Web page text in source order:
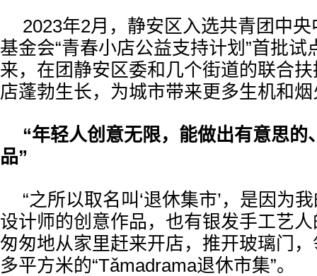
2023年2月，静安区入选共青团中
基金会“青春小店公益支持计划”首批试
来，在团静安区委和几个街道的联合
店蓬勃生长，为城市带来更多生机和
“年轻人创意无限，能做出有意思的
品”
“之所以取名叫‘退休集市’，是因为
设计师的创意作品，也有银发手工艺人
匆匆地从家里赶来开店，推开玻璃门
多平方米的“Tǎmadrama退休市集”。